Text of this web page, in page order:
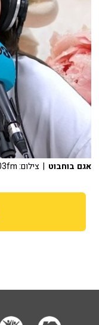
אגם בוחבוט | צילום: 103fm